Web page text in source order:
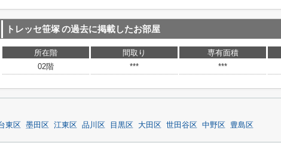
トレッセ笹塚の過去に掲載したお部屋
所在階 間取り 専有面積
02階
*** ***
東区 墨田区 江東区 品川区 目黒区 大田区 世田谷区 中野区 豊島区